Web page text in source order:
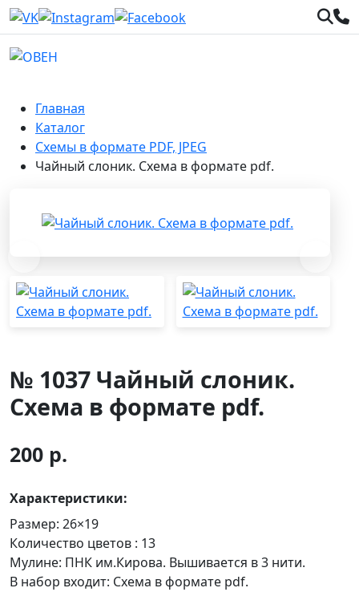
Главная
Каталог
Схемы в формате PDF, JPEG
Чайный слоник. Схема в формате pdf.
№ 1037 Чайный слоник.
Схема в формате pdf.
200 р.
Характеристики:
Размер: 26×19
Количество цветов : 13
Мулине: ПНК им.Кирова. Вышивается в 3 нити.
В набор входит: Схема в формате pdf.